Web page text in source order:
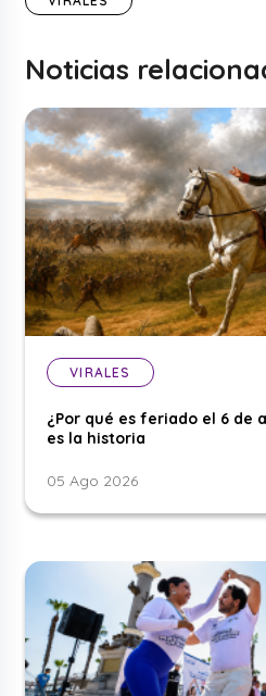
Noticias
VIRALES
¿Por qué es feriado el 6 de
es la historia
05 Ago 2026